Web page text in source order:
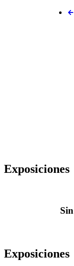
Exposiciones
Exposiciones